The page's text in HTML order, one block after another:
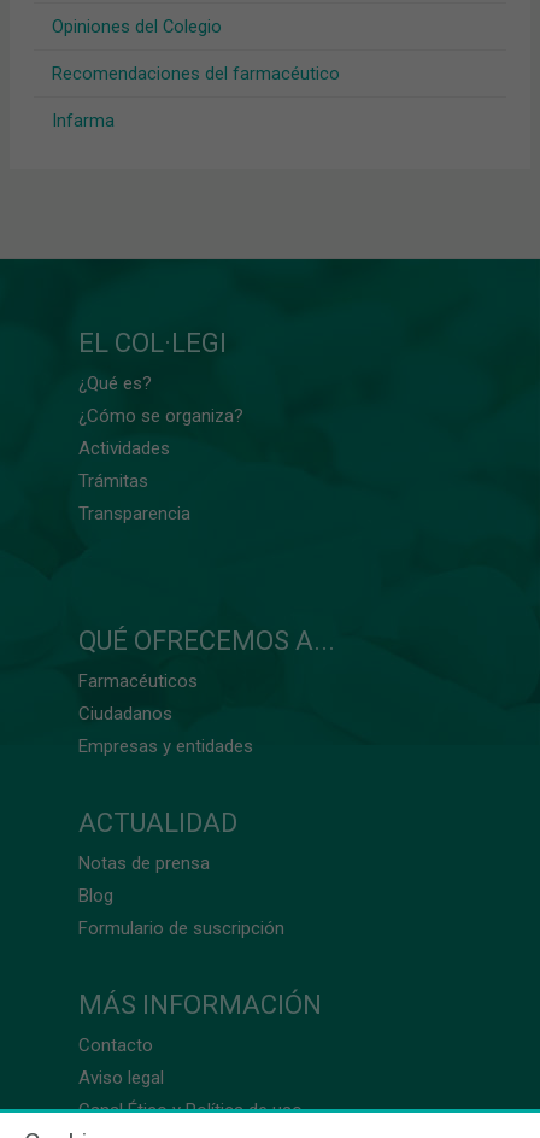
Opiniones del Colegio
Recomendaciones del farmacéutico
Infarma
EL COL·LEGI
¿Qué es?
¿Cómo se organiza?
Actividades
Trámitas
Transparencia
QUÉ OFRECEMOS A...
Farmacéuticos
Ciudadanos
Empresas y entidades
ACTUALIDAD
Notas de prensa
Blog
Formulario de suscripción
MÁS INFORMACIÓN
Contacto
Aviso legal
Canal Ético y Política de uso